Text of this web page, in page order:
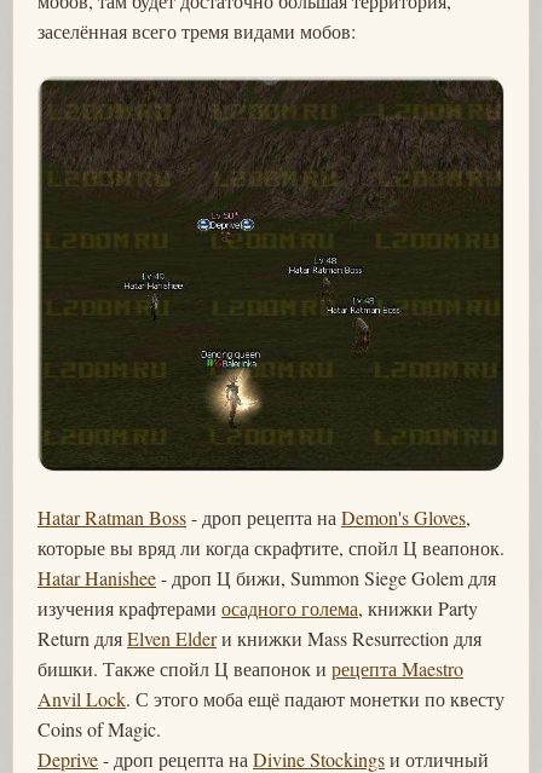
заселённая всего тремя видами мобов:
Hatar Ratman Boss- дроп рецепта на Demon's Gloves,
которые вы вряд ли когда скрафтите, спойл Ц веапонок.
Hatar Hanishee- дроп Ц бижи, Summon Siege Golem для
изучения крафтерами осадного голема, книжки Party
Return дляElven Elderи книжки Mass Resurrection для
бишки. Также спойл Ц веапонок и рецепта Maestro
Anvil Lock. С этого моба ещё падают монетки по квесту
Coins of Magic.
Deprive- дроп рецепта на Divine Stockingsи отличный